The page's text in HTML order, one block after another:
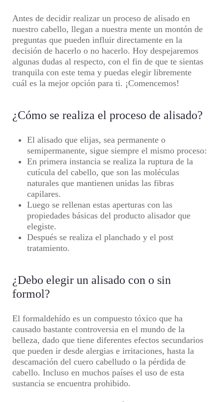
Antes de decidir realizar un proceso de alisado en
nuestro cabello, llegan a nuestra mente un montón de
preguntas que pueden influir directamente en la
decisión de hacerlo o no hacerlo. Hoy despejaremos
algunas dudas al respecto, con el fin de que te sientas
tranquila con este tema y puedas elegir libremente
cuál es la mejor opción para ti. ¡Comencemos!
¿Cómo se realiza el proceso de alisado?
El alisado que elijas, sea permanente o
semipermanente, sigue siempre el mismo proceso:
En primera instancia se realiza la ruptura de la
cutícula del cabello, que son las moléculas
naturales que mantienen unidas las fibras
capilares.
Luego se rellenan estas aperturas con las
propiedades básicas del producto alisador que
elegiste.
Después se realiza el planchado y el post
tratamiento.
¿Debo elegir un alisado con o sin
formol?
El formaldehído es un compuesto tóxico que ha
causado bastante controversia en el mundo de la
belleza, dado que tiene diferentes efectos secundarios
que pueden ir desde alergias e irritaciones, hasta la
descamación del cuero cabelludo o la pérdida de
cabello. Incluso en muchos países el uso de esta
sustancia se encuentra prohibido.